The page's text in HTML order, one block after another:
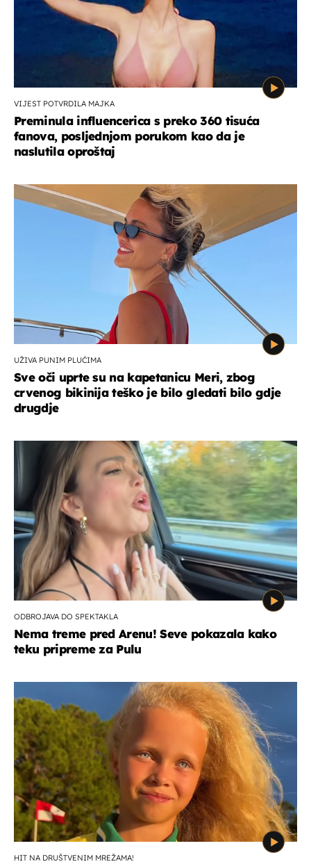
VIJEST POTVRDILA MAJKA
Preminula influencerica s preko 360 tisuća
fanova, posljednjom porukom kao da je
naslutila oproštaj
UŽIVA PUNIM PLUĆIMA
Sve oči uprte su na kapetanicu Meri, zbog
crvenog bikinija teško je bilo gledati bilo gdje
drugdje
ODBROJAVA DO SPEKTAKLA
Nema treme pred Arenu! Seve pokazala kako
teku pripreme za Pulu
HIT NA DRUŠTVENIM MREŽAMA!